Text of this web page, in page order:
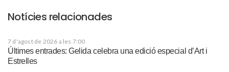
Notícies relacionades
7 d'agost de 2026 a les 7:00
Últimes entrades: Gelida celebra una edició especial d’Art i
Estrelles